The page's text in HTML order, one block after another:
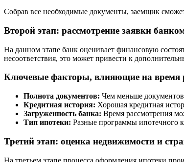
Собрав все необходимые документы, заемщик
Второй этап: рассмотрение заявки
На данном этапе банк оценивает финансовую
несоответствия, это может привести к
Ключевые факторы, влияющие на время
Полнота документов: Чем меньше документов
Кредитная история: Хорошая кредитная
Загруженность банка: Время рассмотрения
Тип ипотеки: Разные программы ипотечного
Третий этап: оценка недвижимости и
На третьем этапе процесса оформления ипотеки